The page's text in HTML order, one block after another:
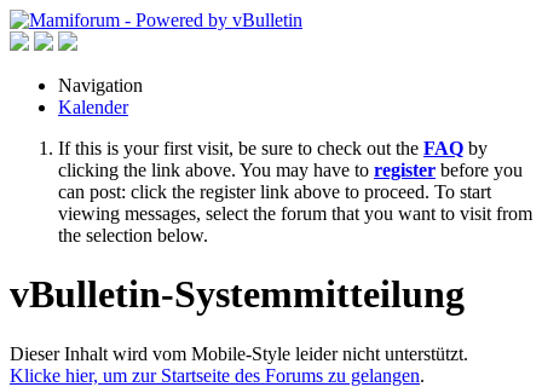
Navigation
Kalender
If this is your first visit, be sure to check out the FAQ by
clicking the link above. You may have to register before you
can post: click the register link above to proceed. To start
viewing messages, select the forum that you want to visit from
the selection below.
vBulletin-Systemmitteilung
Dieser Inhalt wird vom Mobile-Style leider nicht unterstützt.
Klicke hier, um zur Startseite des Forums zu gelangen.